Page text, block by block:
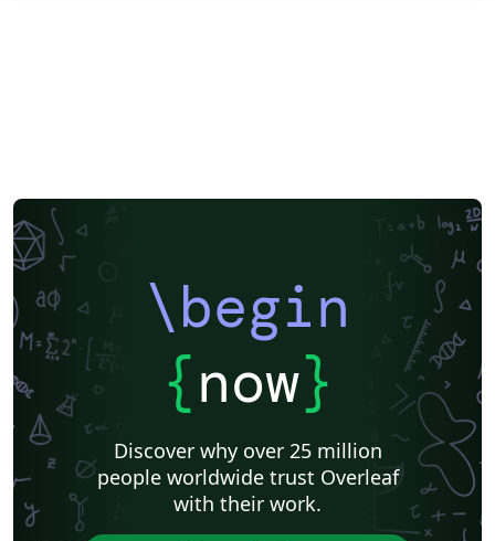
\begin
{now}
Discover why over 25 million
people worldwide trust Overleaf
with their work.